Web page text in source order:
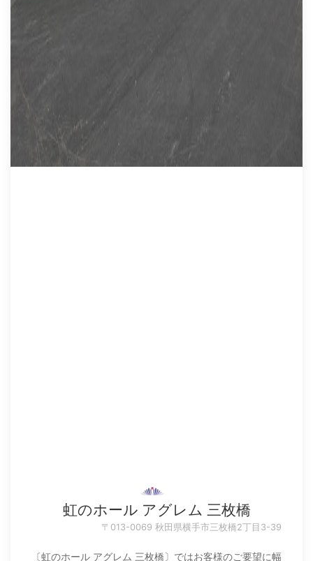
虹のホール アグレム 三枚橋
〒013-0069 秋田県横手市三枚橋2丁目3-39
〔虹のホール アグレム 三枚橋〕ではお客様のご要望に幅